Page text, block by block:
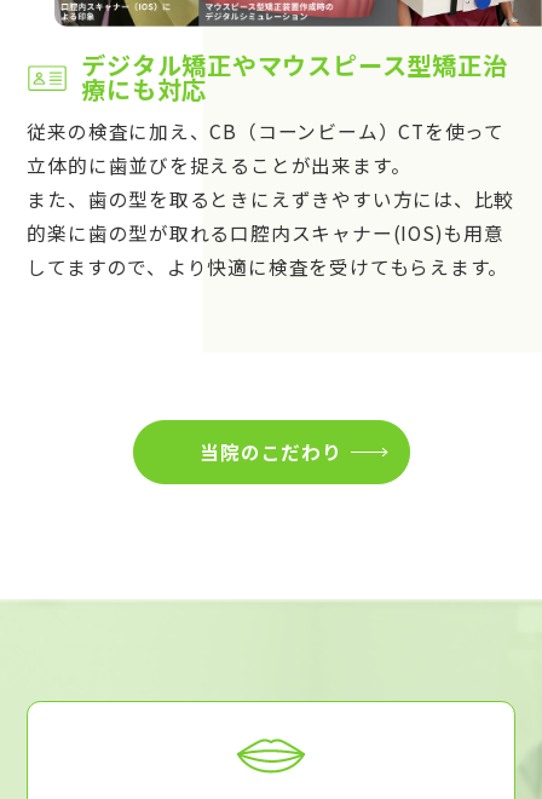
デジタル矯正やマウスピース型矯正治
療にも対応
従来の検査に加え、CB（コーンビーム）CTを使って
立体的に歯並びを捉えることが出来ます。
また、歯の型を取るときにえずきやすい方には、比較
的楽に歯の型が取れる口腔内スキャナー(IOS)も用意
してますので、より快適に検査を受けてもらえます。
当院のこだわり